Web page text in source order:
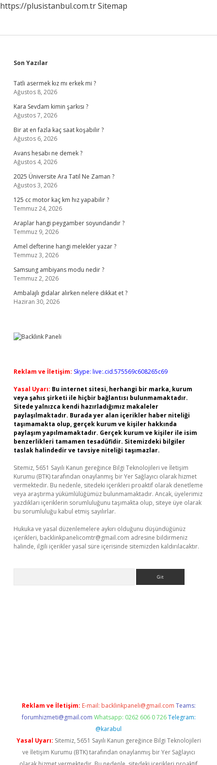
https://plusistanbul.com.trSitemap
Sidebar
Son Yazılar
Tatli asermek kız mı erkek mi ?
Ağustos 8, 2026
Kara Sevdam kimin şarkısı ?
Ağustos 7, 2026
Bir at en fazla kaç saat koşabilir ?
Ağustos 6, 2026
Avans hesabı ne demek ?
Ağustos 4, 2026
2025 Üniversite Ara Tatil Ne Zaman ?
Ağustos 3, 2026
125 cc motor kaç km hız yapabilir ?
Temmuz 24, 2026
Araplar hangi peygamber soyundandır ?
Temmuz 9, 2026
Amel defterine hangi melekler yazar ?
Temmuz 3, 2026
Samsung ambiyans modu nedir ?
Temmuz 2, 2026
Ambalajlı gıdalar alırken nelere dikkat et ?
Haziran 30, 2026
Reklam ve İletişim: Skype: live:.cid.575569c608265c69
Yasal Uyarı: Bu internet sitesi, herhangi bir marka, kurum
veya şahıs şirketi ile hiçbir bağlantısı bulunmamaktadır.
Sitede yalnızca kendi hazırladığımız makaleler
paylaşılmaktadır. Burada yer alan içerikler haber niteliği
taşımamakta olup, gerçek kurum ve kişiler hakkında
paylaşım yapılmamaktadır. Gerçek kurum ve kişiler ile isim
benzerlikleri tamamen tesadüfidir. Sitemizdeki bilgiler
taslak halindedir ve tavsiye niteliği taşımazlar.
Sitemiz, 5651 Sayılı Kanun gereğince Bilgi Teknolojileri ve İletişim
Kurumu (BTK) tarafından onaylanmış bir Yer Sağlayıcı olarak hizmet
vermektedir. Bu nedenle, sitedeki içerikleri proaktif olarak denetleme
veya araştırma yükümlülüğümüz bulunmamaktadır. Ancak, üyelerimiz
yazdıkları içeriklerin sorumluluğunu taşımakta olup, siteye üye olarak
bu sorumluluğu kabul etmiş sayılırlar.
Hukuka ve yasal düzenlemelere aykırı olduğunu düşündüğünüz
içerikleri, backlinkpanelicomtr@gmail.com adresine bildirmeniz
halinde, ilgili içerikler yasal süre içerisinde sitemizden kaldırılacaktır.
Reklam ve İletişim: E-mail: backlinkpaneli@gmail.com Teams:
forumhizmeti@gmail.com Whatsapp: 0262 606 0 726 Telegram:
@karabul
Yasal Uyarı: Sitemiz, 5651 Sayılı Kanun gereğince Bilgi Teknolojileri
ve İletişim Kurumu (BTK) tarafından onaylanmış bir Yer Sağlayıcı